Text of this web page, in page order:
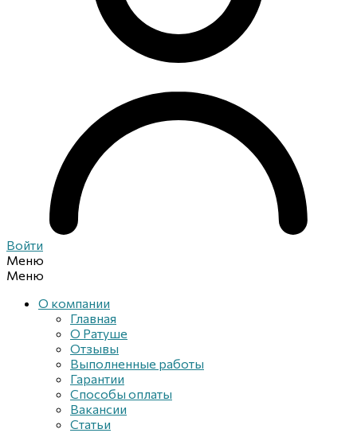
Войти
Меню
Меню
О компании
Главная
О Ратуше
Отзывы
Выполненные работы
Гарантии
Способы оплаты
Вакансии
Статьи